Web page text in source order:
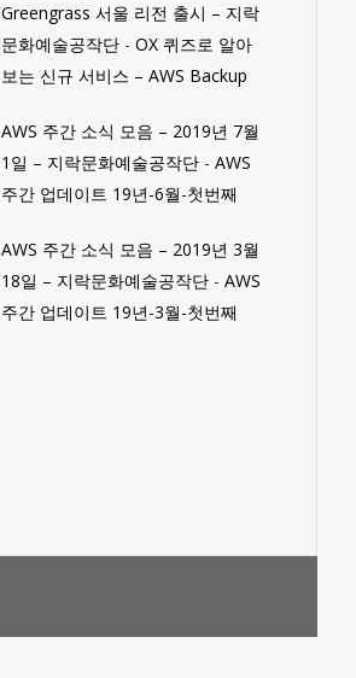
Greengrass 서울 리전 출시 – 지락
문화예술공작단 - OX 퀴즈로 알아
보는 신규 서비스 – AWS Backup
AWS 주간 소식 모음 – 2019년 7월
1일 – 지락문화예술공작단 - AWS
주간 업데이트 19년-6월-첫번째
AWS 주간 소식 모음 – 2019년 3월
18일 – 지락문화예술공작단 - AWS
주간 업데이트 19년-3월-첫번째